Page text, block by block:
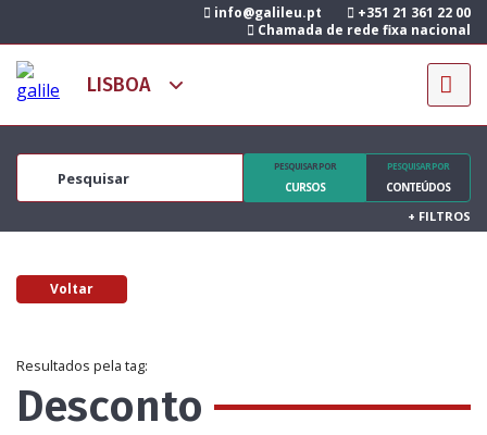
info@galileu.pt
+351 21 361 22 00
Chamada de rede fixa nacional
PESQUISAR POR
CURSOS
PESQUISAR POR
CONTEÚDOS
+ FILTROS
Voltar
Resultados pela tag:
Desconto